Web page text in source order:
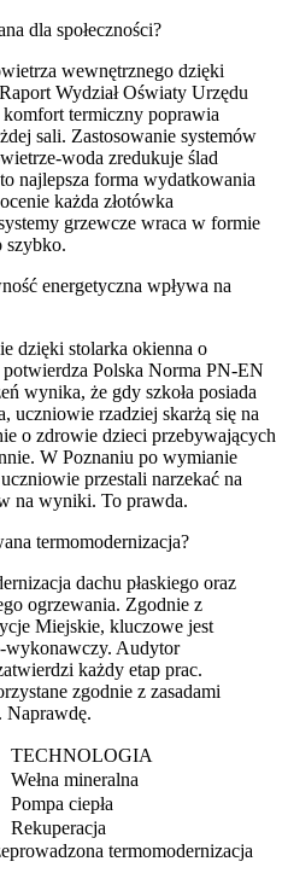
dla społeczności?
wewnętrznego dzięki
Wydział Oświaty Urzędu
termiczny poprawia
sali. Zastosowanie systemów
woda zredukuje ślad
najlepsza forma wydatkowania
każda złotówka
grzewcze wraca w formie
szybko.
energetyczna wpływa na
dzięki stolarka okienna o
Polska Norma PN-EN
wynika, że gdy szkoła posiada
uczniowie rzadziej skarżą się na
o zdrowie dzieci przebywających
W Poznaniu po wymianie
przestali narzekać na
na wyniki. To prawda.
termomodernizacja?
dachu płaskiego oraz
ogrzewania. Zgodnie z
Miejskie, kluczowe jest
wykonawczy. Audytor
każdy etap prac.
zgodnie z zasadami
Naprawdę.
TECHNOLOGIA
Wełna mineralna
Pompa ciepła
Rekuperacja
termomodernizacja